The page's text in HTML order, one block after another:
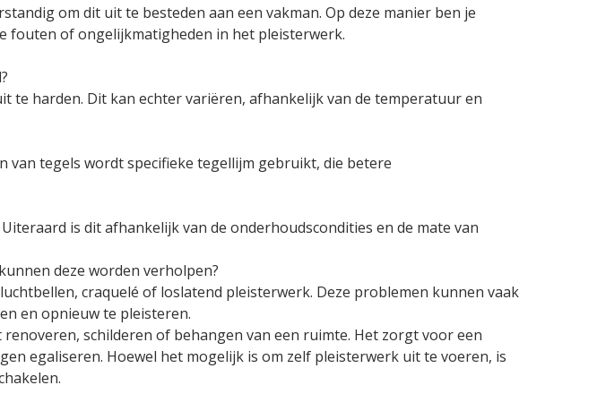
om dit uit te besteden aan een vakman. Op deze manier ben je
fouten of ongelijkmatigheden in het pleisterwerk.
te harden. Dit kan echter variëren, afhankelijk van de temperatuur en
van tegels wordt specifieke tegellijm gebruikt, die betere
is dit afhankelijk van de onderhoudscondities en de mate van
deze worden verholpen?
craquelé of loslatend pleisterwerk. Deze problemen kunnen vaak
en opnieuw te pleisteren.
schilderen of behangen van een ruimte. Het zorgt voor een
egaliseren. Hoewel het mogelijk is om zelf pleisterwerk uit te voeren, is